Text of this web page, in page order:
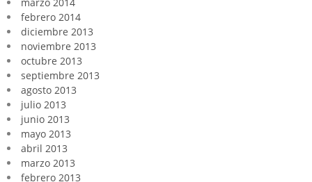
marzo 2014
febrero 2014
diciembre 2013
noviembre 2013
octubre 2013
septiembre 2013
agosto 2013
julio 2013
junio 2013
mayo 2013
abril 2013
marzo 2013
febrero 2013